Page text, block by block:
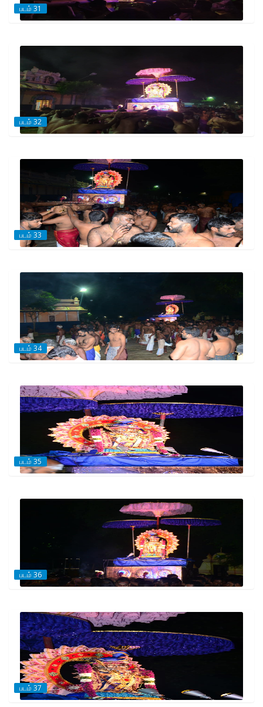
படம் 31
படம் 32
படம் 33
படம் 34
படம் 35
படம் 36
படம் 37